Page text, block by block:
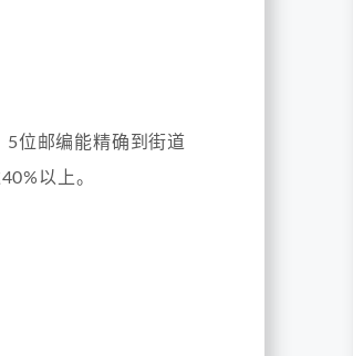
5位邮编能精确到街道
以上。